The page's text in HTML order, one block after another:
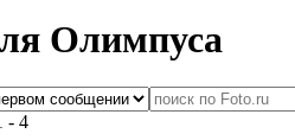
Олимпуса
- 4